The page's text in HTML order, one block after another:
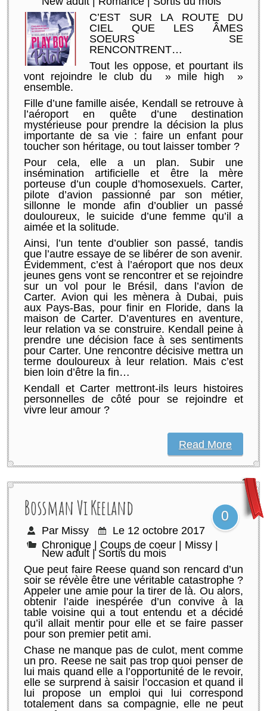
C’EST SUR LA ROUTE DU
CIEL QUE LES ÂMES
SOEURS SE
RENCONTRENT…
Tout les oppose, et pourtant ils
vont rejoindre le club du » mile high »
ensemble.
Fille d’une famille aisée, Kendall se retrouve à
l’aéroport en quête d’une destination
mystérieuse pour prendre la décision la plus
importante de sa vie : faire un enfant pour
toucher son héritage, ou tout laisser tomber ?
Pour cela, elle a un plan. Subir une
insémination artificielle et être la mère
porteuse d’un couple d’homosexuels. Carter,
pilote d’avion passionné par son métier,
sillonne le monde afin d’oublier un passé
douloureux, le suicide d’une femme qu’il a
aimée et la solitude.
Ainsi, l’un tente d’oublier son passé, tandis
que l’autre essaye de se libérer de son avenir.
Évidemment, c’est à l’aéroport que nos deux
jeunes gens vont se rencontrer et se rejoindre
sur un vol pour le Brésil, dans l’avion de
Carter. Avion qui les mènera à Dubai, puis
aux Pays-Bas, pour finir en Floride, dans la
maison de Carter. D’aventures en aventure,
leur relation va se construire. Kendall peine à
prendre une décision face à ses sentiments
pour Carter. Une rencontre décisive mettra un
terme douloureux à leur relation. Mais c’est
bien loin d’être la fin…
Kendall et Carter mettront-ils leurs histoires
personnelles de côté pour se rejoindre et
vivre leur amour ?
Read More
Bossman Vi Keeland 0
Par Missy
Le 12 octobre 2017
Chronique
Coups de coeur Missy
New adult | Sortis du mois
Que peut faire Reese quand son rencard d’un
soir se révèle être une véritable catastrophe ?
Appeler une amie pour la tirer de là. Ou alors,
obtenir l’aide inespérée d’un convive à la
table voisine qui a tout entendu et a décidé
qu’il allait mentir pour elle et se faire passer
pour son premier petit ami.
Chase ne manque pas de culot, ment comme
un pro. Reese ne sait pas trop quoi penser de
lui mais quand elle a l’opportunité de le revoir,
elle se surprend à saisir l’occasion et quand il
lui propose un emploi qui lui correspond
totalement dans sa compagnie, elle ne peut